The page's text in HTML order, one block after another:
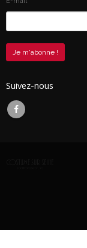
Suivez-nous